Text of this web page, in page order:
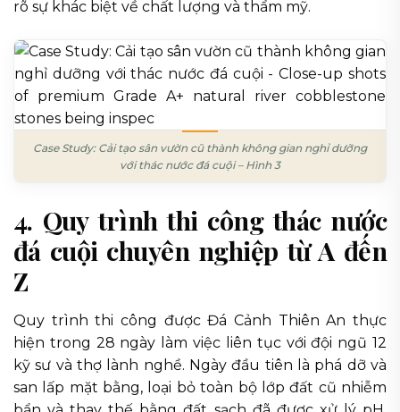
rõ sự khác biệt về chất lượng và thẩm mỹ.
Case Study: Cải tạo sân vườn cũ thành không gian nghỉ dưỡng
với thác nước đá cuội – Hình 3
4. Quy trình thi công thác nước
đá cuội chuyên nghiệp từ A đến
Z
Quy trình thi công được Đá Cảnh Thiên An thực
hiện trong 28 ngày làm việc liên tục với đội ngũ 12
kỹ sư và thợ lành nghề. Ngày đầu tiên là phá dỡ và
san lấp mặt bằng, loại bỏ toàn bộ lớp đất cũ nhiễm